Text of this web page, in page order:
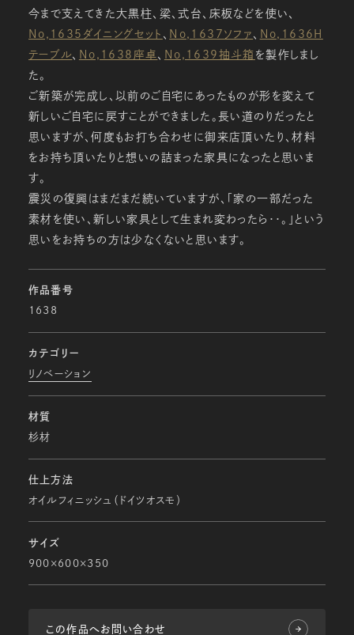
今まで支えてきた大黒柱、梁、式台、床板などを使い、
No,1635ダイニングセット 、 No,1637ソファ 、 No,1636H
テーブル、 No,1638座卓 、 No,1639抽斗箱 を製作しまし
た。
ご新築が完成し、以前のご自宅にあったものが形を変えて
新しいご自宅に戻すことができました。長い道のりだったと
思いますが、何度もお打ち合わせに御来店頂いたり、材料
をお持ち頂いたりと想いの詰まった家具になったと思いま
す。
震災の復興はまだまだ続いていますが、「家の一部だった
素材を使い、新しい家具として生まれ変わったら・・。」という
思いをお持ちの方は少なくないと思います。
作品番号
1638
カテゴリー
リノベーション
材質
杉材
仕上方法
オイルフィニッシュ（ドイツオスモ）
サイズ
900×600×350
この作品へお問い合わせ